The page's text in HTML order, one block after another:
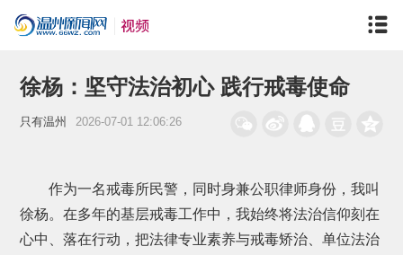
徐杨：坚守法治初心 践行戒毒使命
只有温州 2026-07-01 12:06:26
作为一名戒毒所民警，同时身兼公职律师身份，我叫
徐杨。在多年的基层戒毒工作中，我始终将法治信仰刻在
心中、落在行动，把法律专业素养与戒毒矫治、单位法治